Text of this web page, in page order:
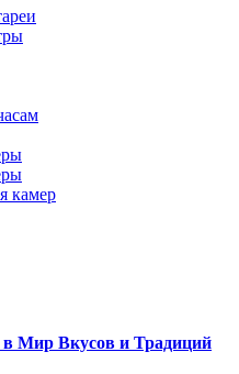
камер
в Мир Вкусов и Традиций